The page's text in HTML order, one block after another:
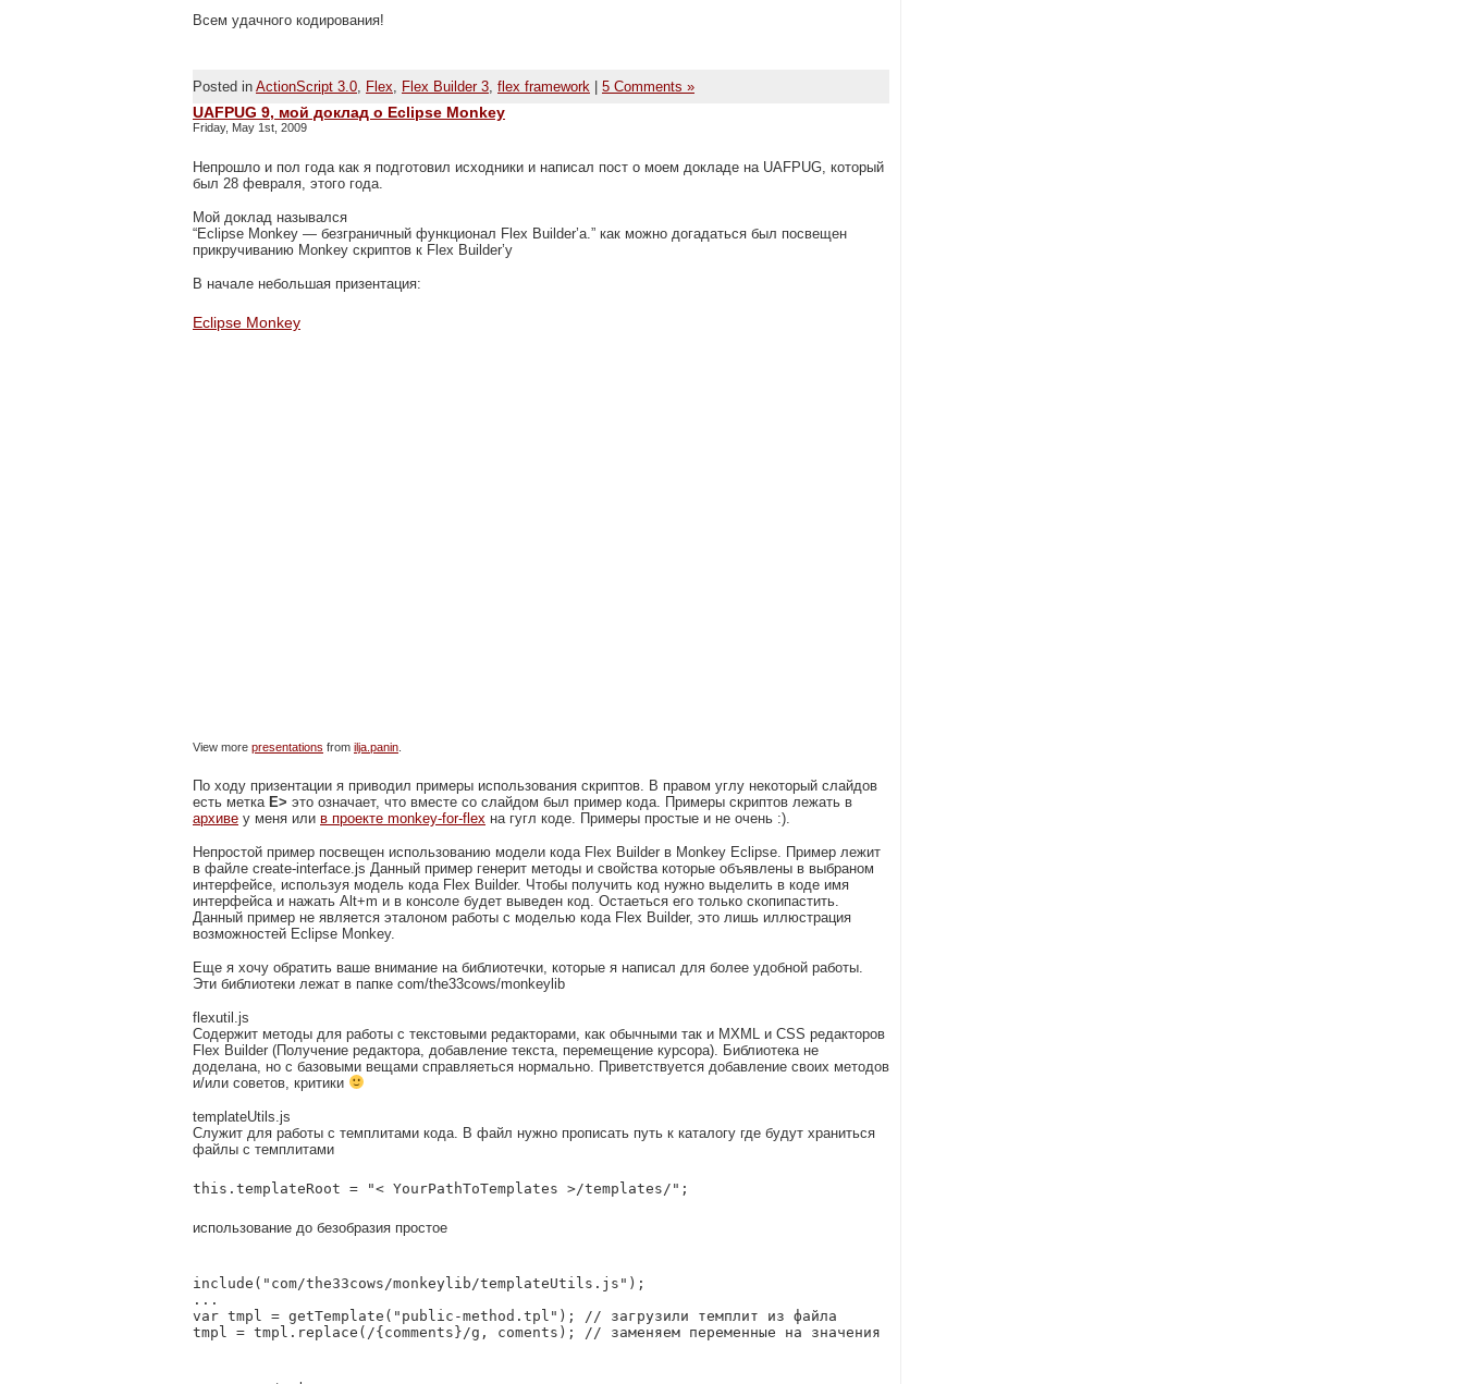
Всем удачного кодирования!
Posted in ActionScript 3.0 Flex Flex Builder 3 flex framework | 5 Comments »
UAFPUG 9, мой доклад о Eclipse Monkey
Friday, May 1st, 2009
Непрошло и пол года как я подготовил исходники и написал пост о моем докладе на UAFPUG, который
был 28 февраля, этого года.
Мой доклад назывался
“Eclipse Monkey — безграничный функционал Flex Builder’а.” как можно догадаться был посвещен
прикручиванию Monkey скриптов к Flex Builder’у
В начале небольшая призентация:
Eclipse Monkey
View more presentations from ilja.panin
По ходу призентации я приводил примеры использования скриптов. В правом углу некоторый слайдов
есть метка E> это означает, что вместе со слайдом был пример кода. Примеры скриптов лежать в
архиве у меня или в проекте monkey-for-flex на гугл коде. Примеры простые и не очень :).
Непростой пример посвещен использованию модели кода Flex Builder в Monkey Eclipse. Пример лежит
в файле create-interface.js Данный пример генерит методы и свойства которые объявлены в выбраном
интерфейсе, используя модель кода Flex Builder. Чтобы получить код нужно выделить в коде имя
интерфейса и нажать Alt+m и в консоле будет выведен код. Остаеться его только скопипастить.
Данный пример не является эталоном работы с моделью кода Flex Builder, это лишь иллюстрация
возможностей Eclipse Monkey.
Еще я хочу обратить ваше внимание на библиотечки, которые я написал для более удобной работы.
Эти библиотеки лежат в папке com/the33cows/monkeylib
flexutil.js
Содержит методы для работы с текстовыми редакторами, как обычными так и MXML и CSS редакторов
Flex Builder (Получение редактора, добавление текста, перемещение курсора). Библиотека не
доделана, но с базовыми вещами справляеться нормально. Приветствуется добавление своих методов
и/или советов, критики
templateUtils.js
Служит для работы с темплитами кода. В файл нужно прописать путь к каталогу где будут храниться
файлы с темплитами
this.templateRoot = "< YourPathToTemplates >/templates/";
использование до безобразия простое
include("com/the33cows/monkeylib/templateUtils.js");
...
var tmpl = getTemplate("public-method.tpl"); // загрузили темплит из файла